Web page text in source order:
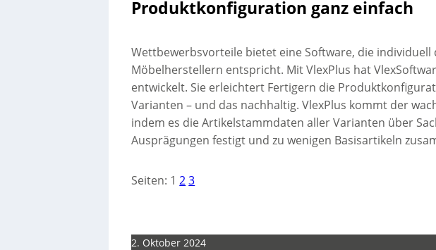
Produktkonfiguration ganz einfach
Wettbewerbsvorteile bietet eine Software, die
Möbelherstellern entspricht. Mit VlexPlus hat
entwickelt. Sie erleichtert Fertigern die
Varianten – und das nachhaltig. VlexPlus kommt der
indem es die Artikelstammdaten aller Varianten über
Ausprägungen festigt und zu wenigen Basisartikeln
Seiten: 1 23
2. Oktober 2024